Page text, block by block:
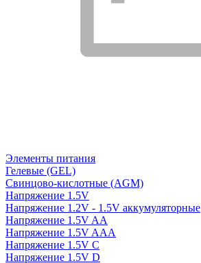
Элементы питания
Гелевые (GEL)
Свинцово-кислотные (AGM)
Напряжение 1.5V
Напряжение 1.2V - 1.5V аккумуляторные
Напряжение 1.5V AA
Напряжение 1.5V AAA
Напряжение 1.5V C
Напряжение 1.5V D